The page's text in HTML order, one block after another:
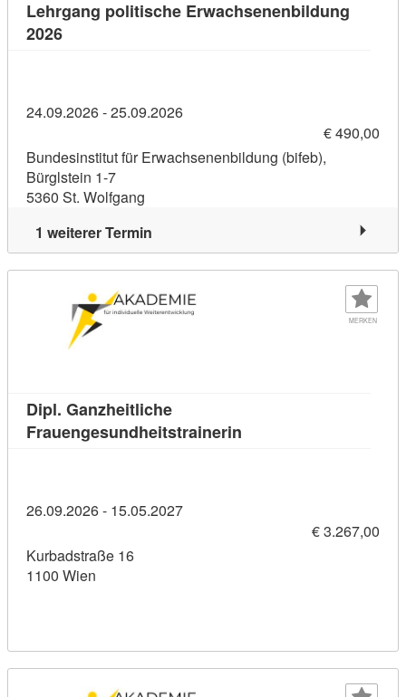
Lehrgang politische Erwachsenenbildung
2026Kursdetail: Lehrgang politische
24.09.2026 - 25.09.2026
€ 490,00
Bundesinstitut für Erwachsenenbildung (bifeb),
Bürglstein 1-7
5360 St. Wolfgang
1 weiterer Termin
MERKEN
Dipl. Ganzheitliche
Frauengesundheitstrainerin
26.09.2026 - 15.05.2027
€ 3.267,00
Kurbadstraße 16
1100 Wien